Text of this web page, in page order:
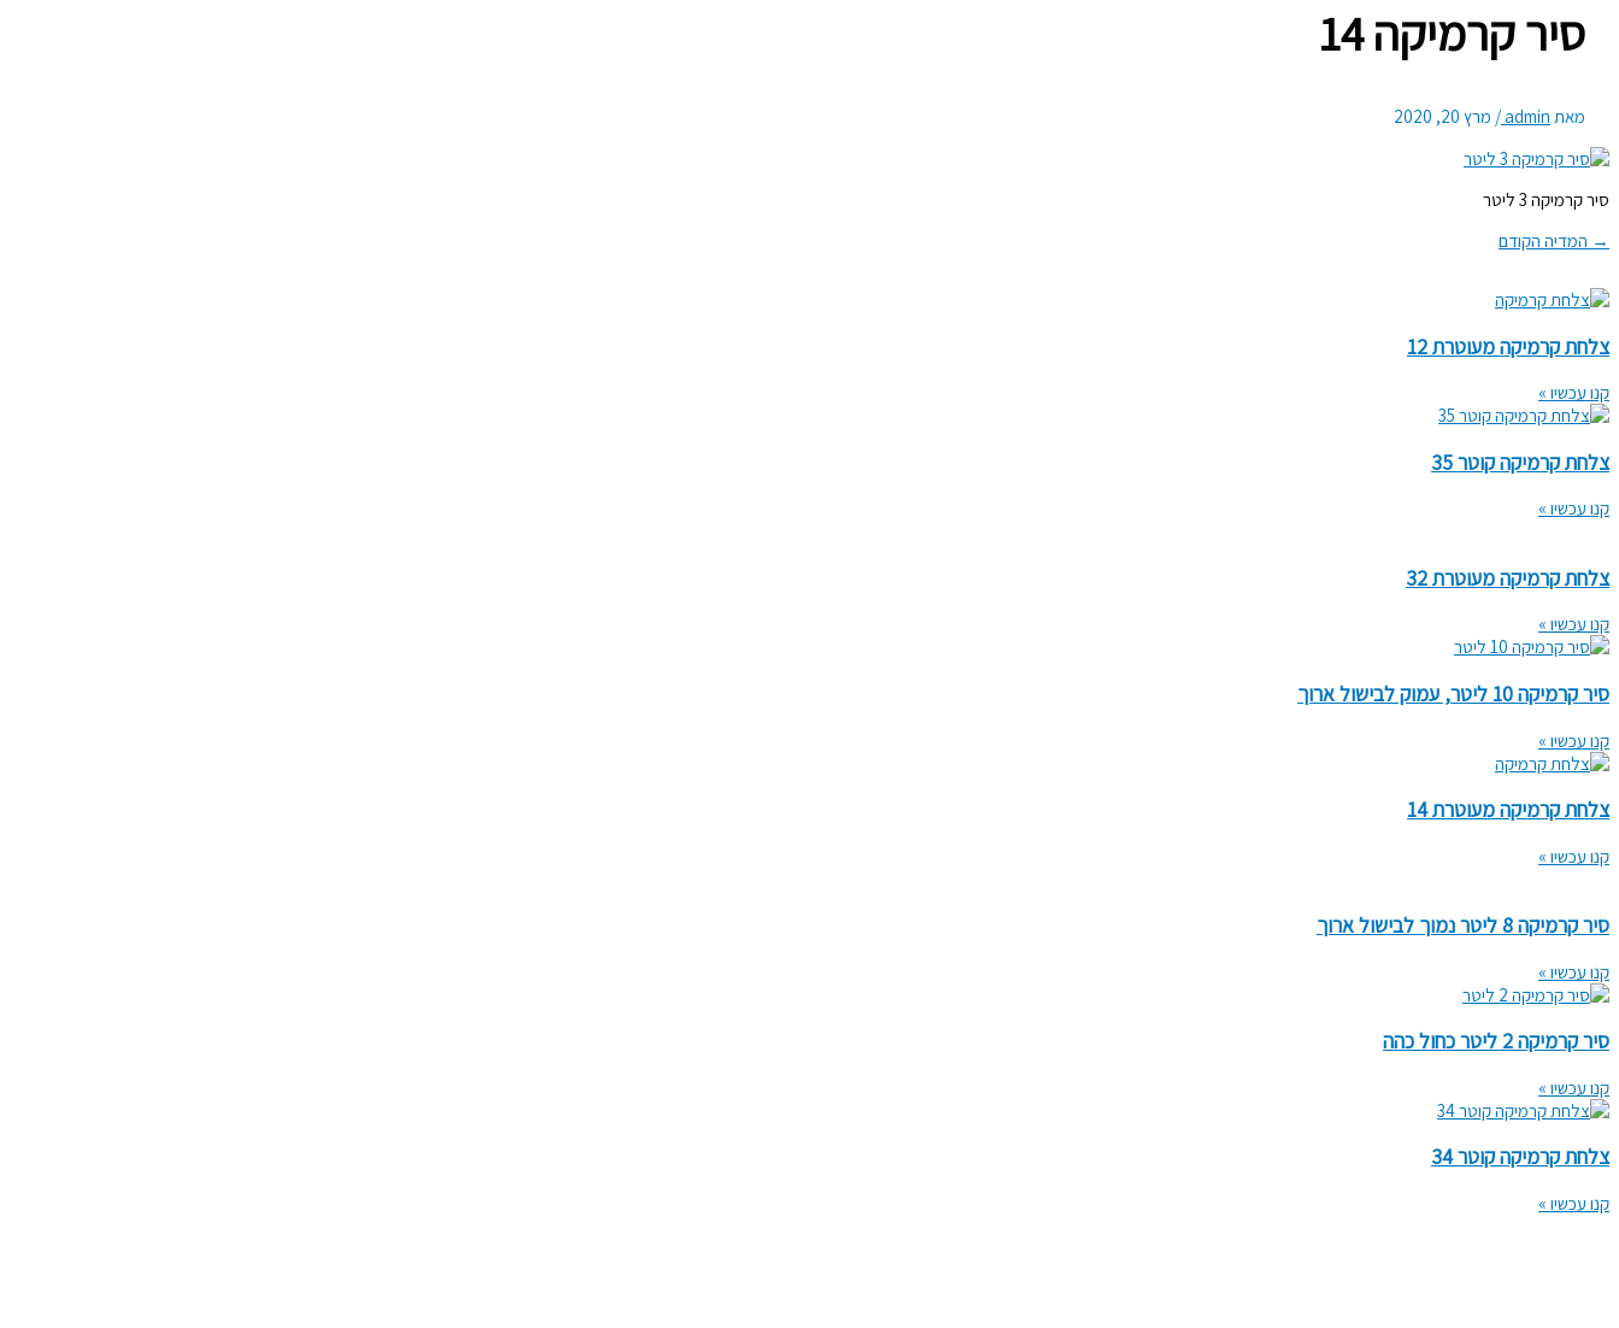
סיר קרמיקה 14
מאת admin
/ מרץ 20, 2020
סיר קרמיקה 3 ליטר
→ המדיה הקודם
צלחת קרמיקה מעוטרת 12
קנו עכשיו »
צלחת קרמיקה קוטר 35
קנו עכשיו »
צלחת קרמיקה מעוטרת 32
קנו עכשיו »
סיר קרמיקה 10 ליטר, עמוק לבישול ארוך
קנו עכשיו »
צלחת קרמיקה מעוטרת 14
קנו עכשיו »
סיר קרמיקה 8 ליטר נמוך לבישול ארוך
קנו עכשיו »
סיר קרמיקה 2 ליטר כחול כהה
קנו עכשיו »
צלחת קרמיקה קוטר 34
קנו עכשיו »